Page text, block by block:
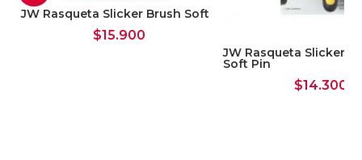
JW Rasqueta Slicker Brush Soft
$15.900
JW Rasqueta Slicker
Soft Pin
$14.300